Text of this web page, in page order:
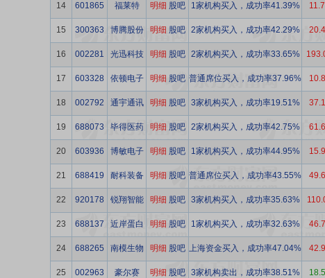
14
601865 福莱特 明细 股吧 1家机构买入，成功率41.39%
15
300363 博腾股份 明细 股吧 2家机构买入，成功率42.29%
16
002281 光迅科技 明细 股吧 2家机构买入，成功率33.65%
17
603328 依顿电子 明细 股吧 普通席位买入，成功率37.96%
18
002792 通宇通讯 明细 股吧 3家机构买入，成功率19.51%
19
688073 毕得医药 明细 股吧 2家机构买入，成功率42.75%
20
603936 博敏电子 明细 股吧 1家机构买入，成功率44.95%
21
688419 耐科装备 明细 股吧 普通席位买入，成功率43.55%
22
920178 锐翔智能 明细 股吧 3家机构买入，成功率35.63%
23
688137 近岸蛋白 明细 股吧 1家机构买入，成功率32.63%
24
688265 南模生物 明细 股吧 上海资金买入，成功率47.04%
25
002963 豪尔赛 明细 股吧 3家机构卖出，成功率38.51%